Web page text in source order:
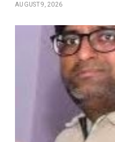
AUGUST 9, 2026